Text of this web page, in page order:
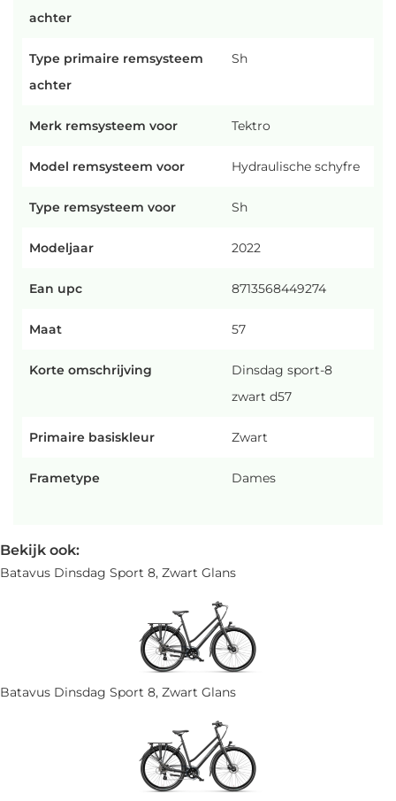
achter
Type primaire remsysteem
achter
Sh
Merk remsysteem voor Tektro
Model remsysteem voor Hydraulische schyfre
Type remsysteem voor Sh
Modeljaar 2022
Ean upc 8713568449274
Maat 57
Korte omschrijving
Dinsdag sport-8
zwart d57
Primaire basiskleur Zwart
Frametype Dames
Bekijk ook:
Batavus Dinsdag Sport 8, Zwart Glans
Batavus Dinsdag Sport 8, Zwart Glans